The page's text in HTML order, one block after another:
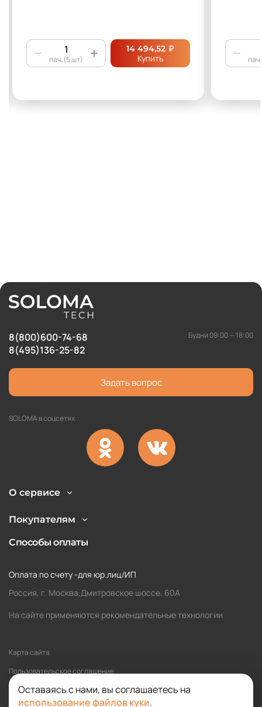
пач.(5 шт)
14 494,52 ₽
Купить
Оставаясь с нами, вы соглашаетесь на
использование файлов куки.
8(800)600-74-68
8(495)136-25-82
Будни 09:00 — 18:00
Задать вопрос
SOLOMA в соцсетях
О сервисе
Покупателям
Способы оплаты
Оплата по счету -для юр.лиц/ИП
Россия, г. Москва,Дмитровское шоссе, 60А
На сайте применяются рекомендательные технологии
Карта сайта
Политика обработки персональных данных
Пользовательское соглашение